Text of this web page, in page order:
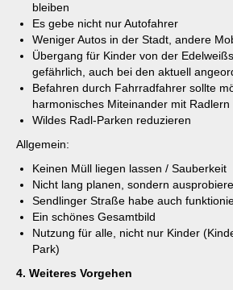
bleiben
Es gebe nicht nur Autofahrer
Weniger Autos in der Stadt, andere
Übergang für Kinder von der
gefährlich, auch bei den aktuell
Befahren durch Fahrradfahrer sollte
harmonisches Miteinander mit Radlern
Wildes Radl-Parken reduzieren
Allgemein:
Keinen Müll liegen lassen / Sauberkeit
Nicht lang planen, sondern
Sendlinger Straße habe auch
Ein schönes Gesamtbild
Nutzung für alle, nicht nur Kinder
Park)
4. Weiteres Vorgehen